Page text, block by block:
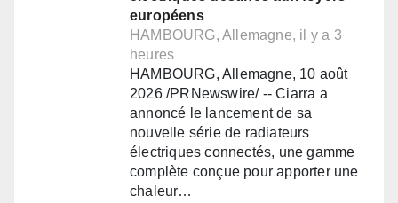
européens
HAMBOURG, Allemagne, il y a 3
heures
HAMBOURG, Allemagne, 10 août
2026 /PRNewswire/ -- Ciarra a
annoncé le lancement de sa
nouvelle série de radiateurs
électriques connectés, une gamme
complète conçue pour apporter une
chaleur…